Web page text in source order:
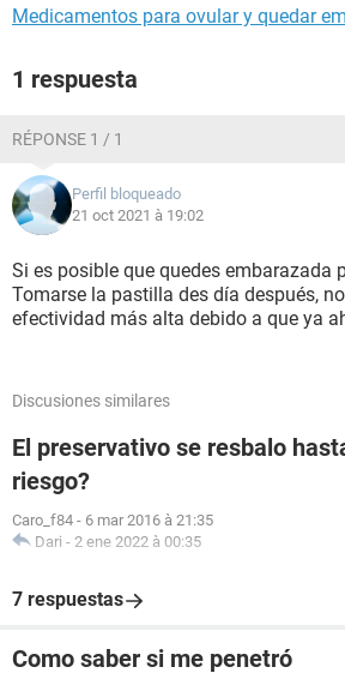
Medicamentos para ovular y quedar
1 respuesta
RÉPONSE 1 / 1
Perfil bloqueado
21 oct 2021 à 19:02
Si es posible que quedes embarazada
Tomarse la pastilla des día después,
efectividad más alta debido a que ya
Discusiones similares
El preservativo se resbalo
riesgo?
Caro_f84 - 6 mar 2016 à 21:35
Dari - 2 ene 2022 à 00:35
7 respuestas
Como saber si me penetró